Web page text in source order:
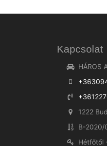
Kapcsolat
HÁROS
1222
B-2020/
Hétfőtől